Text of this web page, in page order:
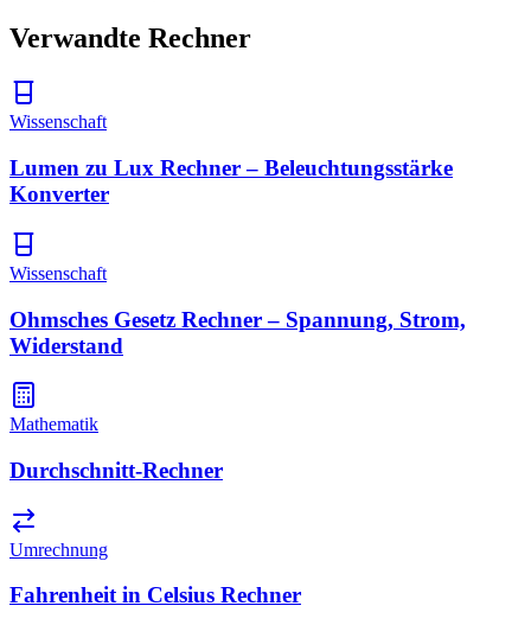
Verwandte Rechner
Wissenschaft
Lumen zu Lux Rechner – Beleuchtungsstärke
Konverter
Wissenschaft
Ohmsches Gesetz Rechner – Spannung, Strom,
Widerstand
Mathematik
Durchschnitt-Rechner
Umrechnung
Fahrenheit in Celsius Rechner